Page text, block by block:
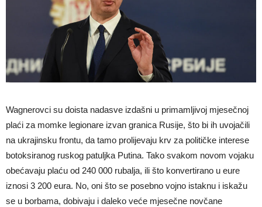
Wagnerovci su doista nadasve izdašni u primamljivoj mjesečnoj
plaći za momke legionare izvan granica Rusije, što bi ih uvojačili
na ukrajinsku frontu, da tamo prolijevaju krv za političke interese
botoksiranog ruskog patuljka Putina. Tako svakom novom vojaku
obećavaju plaću od 240 000 rubalja, ili što konvertirano u eure
iznosi 3 200 eura. No, oni što se posebno vojno istaknu i iskažu
se u borbama, dobivaju i daleko veće mjesečne novčane